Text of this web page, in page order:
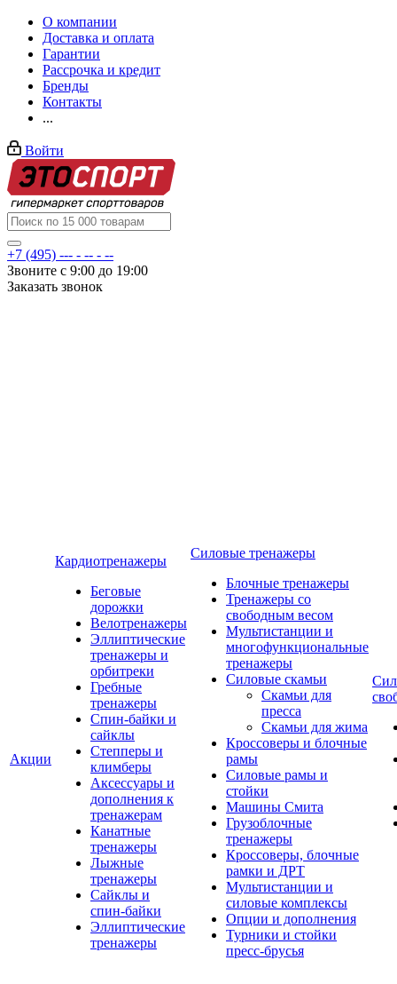
О компании
Доставка и оплата
Гарантии
Рассрочка и кредит
Бренды
Контакты
...
Войти
+7 (495) --- - -- - --
Звоните с 9:00 до 19:00
Заказать звонок
Акции
Кардиотренажеры
Беговые
дорожки
Велотренажеры
Эллиптические
тренажеры и
орбитреки
Гребные
тренажеры
Спин-байки и
сайклы
Степперы и
климберы
Аксессуары и
дополнения к
тренажерам
Канатные
тренажеры
Лыжные
тренажеры
Сайклы и
спин-байки
Эллиптические
тренажеры
Силовые тренажеры
Блочные тренажеры
Тренажеры со
свободным весом
Мультистанции и
многофункциональные
тренажеры
Силовые скамьи
Скамьи для
пресса
Скамьи для жима
Кроссоверы и блочные
рамы
Силовые рамы и
стойки
Машины Смита
Грузоблочные
тренажеры
Кроссоверы, блочные
рамки и ДРТ
Мультистанции и
силовые комплексы
Опции и дополнения
Турники и стойки
пресс-брусья